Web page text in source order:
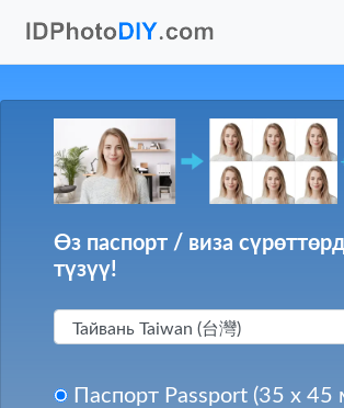
Өз паспорт / виза
түзүү!
Паспорт Passport (35 x 45